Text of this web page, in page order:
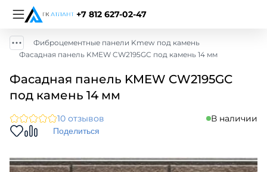
+7 812 627-02-47
Фиброцементные панели Kmew под камень
Фасадная панель KMEW CW2195GC под камень 14 мм
Фасадная панель KMEW CW2195GC
под камень 14 мм
10 отзывов В наличии
Поделиться